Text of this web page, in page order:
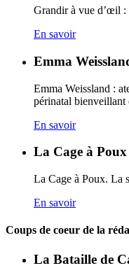
Grandir à vue d’œil
En savoir
Emma
Emma Weissland :
périnatal
En savoir
La Cage à Poux
La Cage à Poux. La
En savoir
Coups de coeur de la
La Bataille de